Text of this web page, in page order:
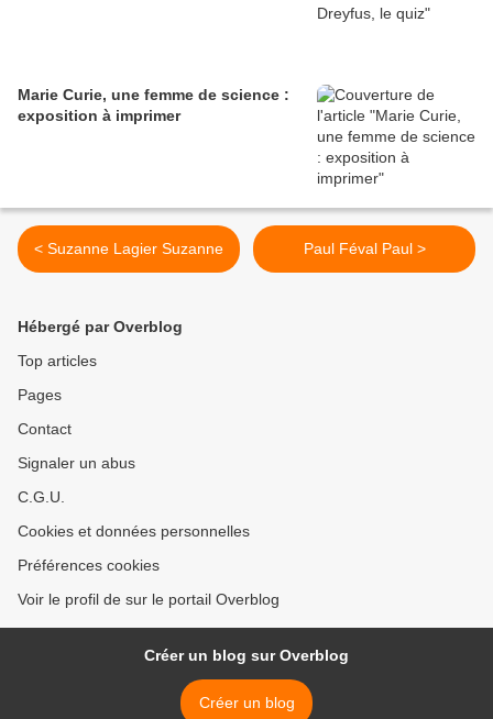
Marie Curie, une femme de science :
exposition à imprimer
< Suzanne Lagier Suzanne Paul Féval Paul >
Hébergé par Overblog
Top articles
Pages
Contact
Signaler un abus
C.G.U.
Cookies et données personnelles
Préférences cookies
Voir le profil de sur le portail Overblog
Créer un blog sur Overblog
Créer un blog